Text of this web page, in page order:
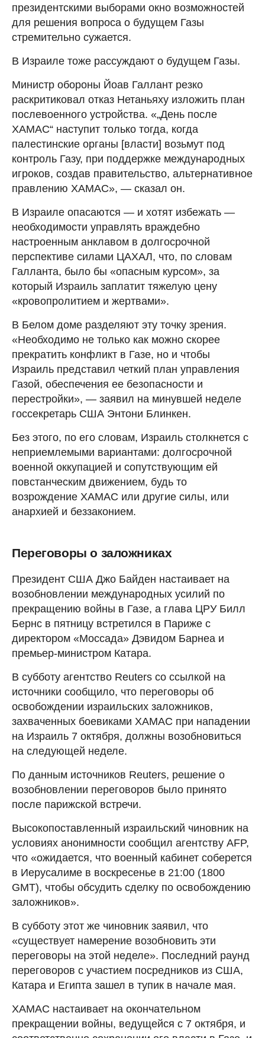
президентскими выборами окно возможностей
для решения вопроса о будущем Газы
стремительно сужается.
В Израиле тоже рассуждают о будущем Газы.
Министр обороны Йоав Галлант резко
раскритиковал отказ Нетаньяху изложить план
послевоенного устройства. «„День после
ХАМАС“ наступит только тогда, когда
палестинские органы [власти] возьмут под
контроль Газу, при поддержке международных
игроков, создав правительство, альтернативное
правлению ХАМАС», — сказал он.
В Израиле опасаются — и хотят избежать —
необходимости управлять враждебно
настроенным анклавом в долгосрочной
перспективе силами ЦАХАЛ, что, по словам
Галланта, было бы «опасным курсом», за
который Израиль заплатит тяжелую цену
«кровопролитием и жертвами».
В Белом доме разделяют эту точку зрения.
«Необходимо не только как можно скорее
прекратить конфликт в Газе, но и чтобы
Израиль представил четкий план управления
Газой, обеспечения ее безопасности и
перестройки», — заявил на минувшей неделе
госсекретарь США Энтони Блинкен.
Без этого, по его словам, Израиль столкнется с
неприемлемыми вариантами: долгосрочной
военной оккупацией и сопутствующим ей
повстанческим движением, будь то
возрождение ХАМАС или другие силы, или
анархией и беззаконием.
Переговоры о заложниках
Президент США Джо Байден настаивает на
возобновлении международных усилий по
прекращению войны в Газе, а глава ЦРУ Билл
Бернс в пятницу встретился в Париже с
директором «Моссада» Дэвидом Барнеа и
премьер-министром Катара.
В субботу агентство Reuters со ссылкой на
источники сообщило, что переговоры об
освобождении израильских заложников,
захваченных боевиками ХАМАС при нападении
на Израиль 7 октября, должны возобновиться
на следующей неделе.
По данным источников Reuters, решение о
возобновлении переговоров было принято
после парижской встречи.
Высокопоставленный израильский чиновник на
условиях анонимности сообщил агентству AFP,
что «ожидается, что военный кабинет соберется
в Иерусалиме в воскресенье в 21:00 (1800
GMT), чтобы обсудить сделку по освобождению
заложников».
В субботу этот же чиновник заявил, что
«существует намерение возобновить эти
переговоры на этой неделе». Последний раунд
переговоров с участием посредников из США,
Катара и Египта зашел в тупик в начале мая.
ХАМАС настаивает на окончательном
прекращении войны, ведущейся с 7 октября, и